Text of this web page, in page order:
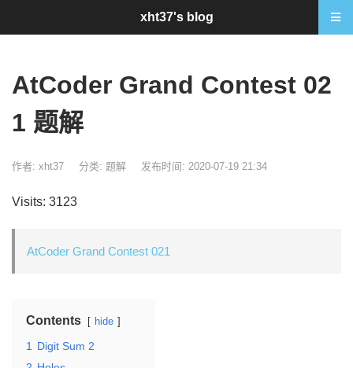
AtCoder Grand Contest 02
1 题解
作者: xht37 分类: 题解 发布时间: 2020-07-19 21:34
Visits: 3123
AtCoder Grand Contest 021
Contents hide
1
Digit Sum 2
xht37's blog